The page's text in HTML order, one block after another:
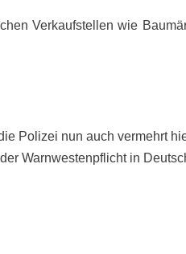
Verkaufstellen wie
Polizei nun auch vermehrt
Warnwestenpflicht in